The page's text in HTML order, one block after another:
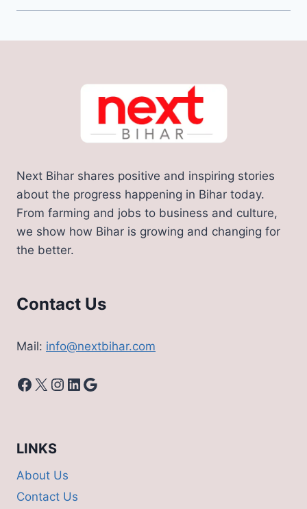
Next Bihar shares positive and inspiring stories
about the progress happening in Bihar today.
From farming and jobs to business and culture,
we show how Bihar is growing and changing for
the better.
Contact Us
Mail: info@nextbihar.com
Facebook
X Instagram
LinkedIn
Google
LINKS
About Us
Contact Us